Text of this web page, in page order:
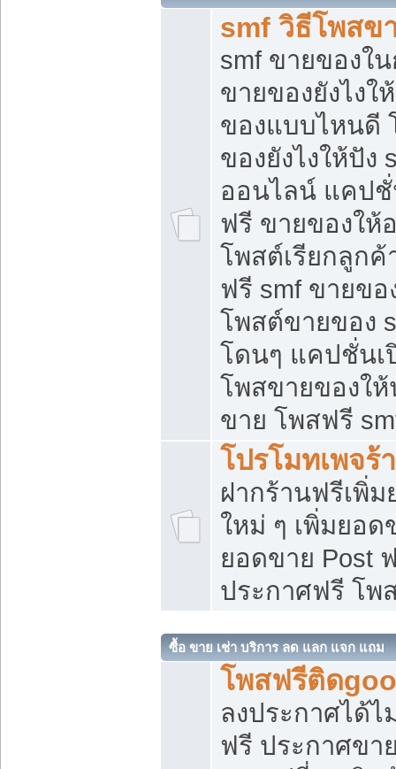
smf วิธีโพสข
smf ขายของใ
ขายของยังไง
ของแบบไหนดี
ของยังไงให้ปั
ออนไลน์ แคป
ฟรี ขายของให้
โพสต์เรียกลูกค้
ฟรี smf ขายขอ
โพสต์ขายของ
โดนๆ แคปชั่นเ
โพสขายของใ
ขาย โพสฟรี
โปรโมทเพจร้
ฝากร้านฟรีเพิ่
ใหม่ ๆ เพิ่มยอด
ยอดขาย Post
ประกาศฟรี โพ
ซื้อ ขาย เช่า บริการ ลด แลก แจก แถม
โพสฟรีติด
ลงประกาศได้
ฟรี ประกาศข